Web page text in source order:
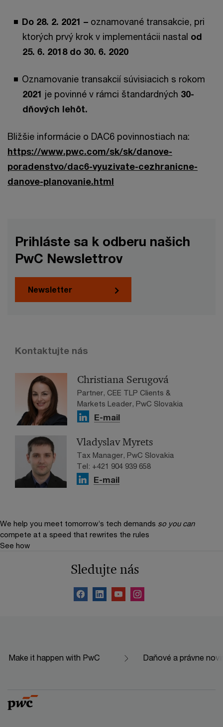
Do 28. 2. 2021 – oznamované transakcie, pri
ktorých prvý krok v implementácii nastal od
25. 6. 2018 do 30. 6. 2020
Oznamovanie transakcií súvisiacich s rokom
2021 je povinné v rámci štandardných 30-
dňových lehôt.
Bližšie informácie o DAC6 povinnostiach na:
https://www.pwc.com/sk/sk/danove-
poradenstvo/dac6-vyuzivate-cezhranicne-
danove-planovanie.html
Prihláste sa k odberu našich
PwC Newslettrov
Newsletter
Kontaktujte nás
Christiana Serugová
Partner, CEE TLP Clients &
Markets Leader, PwC Slovakia
E-mail
Vladyslav Myrets
Tax Manager, PwC Slovakia
Tel: +421 904 939 658
E-mail
We help you meet tomorrow’s tech demands so you can
compete at a speed that rewrites the rules
See how
Sledujte nás
Make it happen with PwC Daňové a právne